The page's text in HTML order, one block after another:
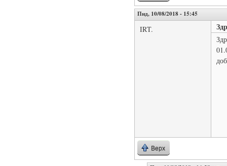
Пнд, 10/08/2018 - 15:45
IRT.
Верх